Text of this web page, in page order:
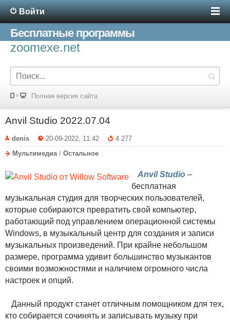
Войти
Бесплатные программы
zoomexe.net
Полная версия сайта
Anvil Studio 2022.07.04
denis 20-09-2022, 11:42
4 277
Мультимедиа / Остальное
Anvil Studio –
бесплатная
музыкальная студия для творческих пользователей,
которые собираются превратить свой компьютер,
работающий под управлением операционной системы
Windows, в музыкальный центр для создания и записи
музыкальных произведений. При крайне небольшом
размере, программа удивит большинство музыкантов
своими возможностями и наличием огромного числа
настроек и опций.
Данный продукт станет отличным помощником для тех,
кто собирается сочинять и записывать музыку при